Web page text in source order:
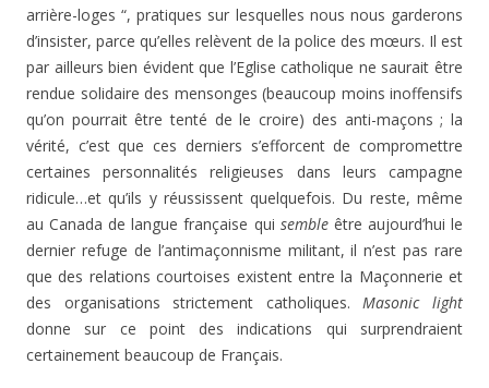
arrière-loges “, pratiques sur lesquelles nous nous garderons
d’insister, parce qu’elles relèvent de la police des mœurs. Il est
par ailleurs bien évident que l’Eglise catholique ne saurait être
rendue solidaire des mensonges (beaucoup moins inoffensifs
qu’on pourrait être tenté de le croire) des anti-maçons ; la
vérité, c’est que ces derniers s’efforcent de compromettre
certaines personnalités religieuses dans leurs campagne
ridicule…et qu’ils y réussissent quelquefois. Du reste, même
au Canada de langue française qui sembleêtre aujourd’hui le
dernier refuge de l’antimaçonnisme militant, il n’est pas rare
que des relations courtoises existent entre la Maçonnerie et
des organisations strictement catholiques.Masonic light
donne sur ce point des indications qui surprendraient
certainement beaucoup de Français.